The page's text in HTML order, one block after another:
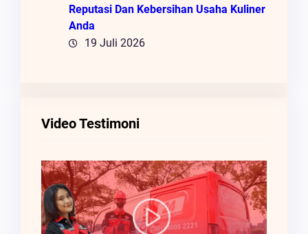
Reputasi Dan Kebersihan Usaha Kuliner
Anda
19 Juli 2026
Video Testimoni